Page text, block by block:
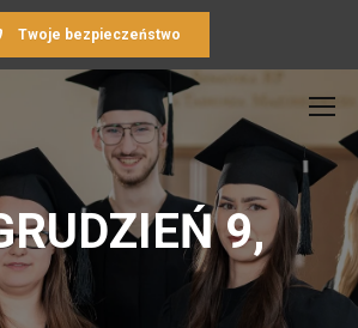
Twoje bezpieczeństwo
9,